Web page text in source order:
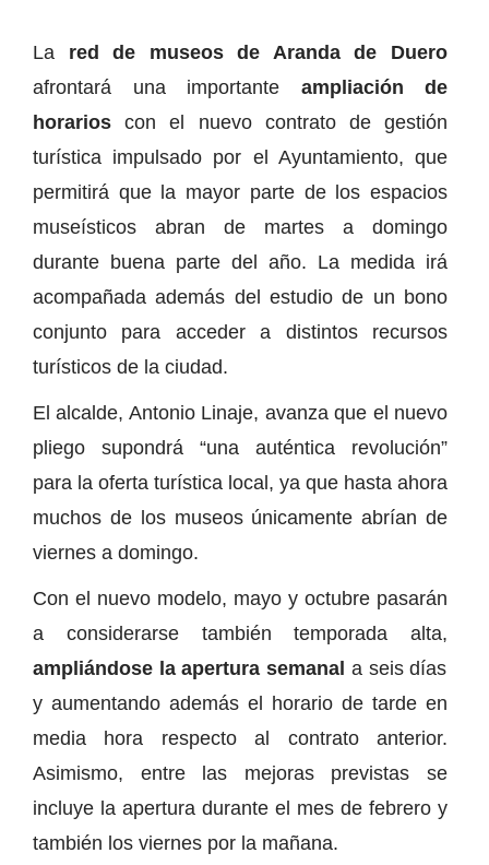
La red de museos de Aranda de Duero
afrontará una importante ampliación de
horarios con el nuevo contrato de gestión
turística impulsado por el Ayuntamiento, que
permitirá que la mayor parte de los espacios
museísticos abran de martes a domingo
durante buena parte del año. La medida irá
acompañada además del estudio de un bono
conjunto para acceder a distintos recursos
turísticos de la ciudad.
El alcalde, Antonio Linaje, avanza que el nuevo
pliego supondrá “una auténtica revolución”
para la oferta turística local, ya que hasta ahora
muchos de los museos únicamente abrían de
viernes a domingo.
Con el nuevo modelo, mayo y octubre pasarán
a considerarse también temporada alta,
ampliándose la apertura semanal a seis días
y aumentando además el horario de tarde en
media hora respecto al contrato anterior.
Asimismo, entre las mejoras previstas se
incluye la apertura durante el mes de febrero y
también los viernes por la mañana.